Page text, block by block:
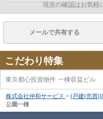
現況の確認はお気軽
メールで共有する
こだわり特集
東京都心投資物件 一棟収益ビル
株式会社仲和サービス > (戸建(売買
公園一棟